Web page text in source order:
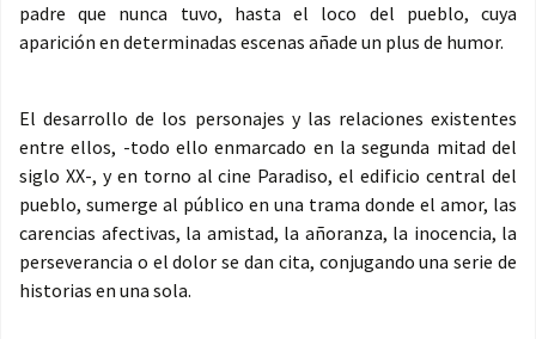
padre que nunca tuvo, hasta el loco del pueblo, cuya
aparición en determinadas escenas añade un plus de humor.
El desarrollo de los personajes y las relaciones existentes
entre ellos, -todo ello enmarcado en la segunda mitad del
siglo XX-, y en torno al cine Paradiso, el edificio central del
pueblo, sumerge al público en una trama donde el amor, las
carencias afectivas, la amistad, la añoranza, la inocencia, la
perseverancia o el dolor se dan cita, conjugando una serie de
historias en una sola.